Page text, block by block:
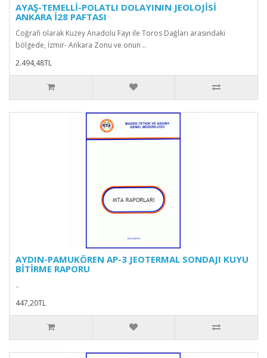
AYAŞ-TEMELLİ-POLATLI DOLAYININ JEOLOJİSİ
ANKARA İ28 PAFTASI
Coğrafi olarak Kuzey Anadolu Fayı ile Toros Dağları arasındaki
bölgede, İzmir- Ankara Zonu ve onun ..
2.494,48TL
AYDIN-PAMUKÖREN AP-3 JEOTERMAL SONDAJI KUYU
BİTİRME RAPORU
..
447,20TL